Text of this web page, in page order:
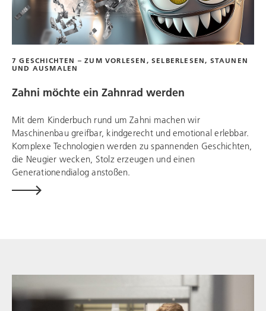
7 GESCHICHTEN – ZUM VORLESEN, SELBERLESEN, STAUNEN
UND AUSMALEN
Zahni möchte ein Zahnrad werden
Mit dem Kinderbuch rund um Zahni machen wir
Maschinenbau greifbar, kindgerecht und emotional erlebbar.
Komplexe Technologien werden zu spannenden Geschichten,
die Neugier wecken, Stolz erzeugen und einen
Generationendialog anstoßen.